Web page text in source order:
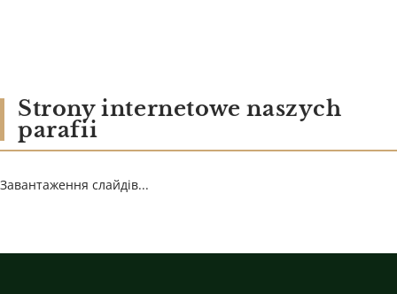
Strony internetowe naszych
parafii
Завантаження слайдів...